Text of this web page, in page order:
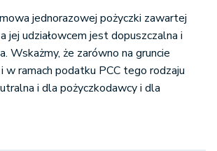
jednorazowej pożyczki zawartej
jej udziałowcem jest dopuszczalna i
Wskażmy, że zarówno na gruncie
w ramach podatku PCC tego rodzaju
i dla pożyczkodawcy i dla